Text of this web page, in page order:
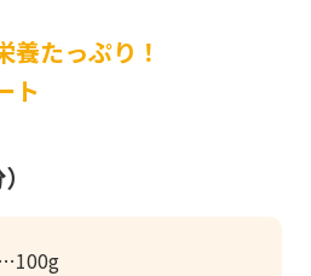
養たっぷり！
ト
100g